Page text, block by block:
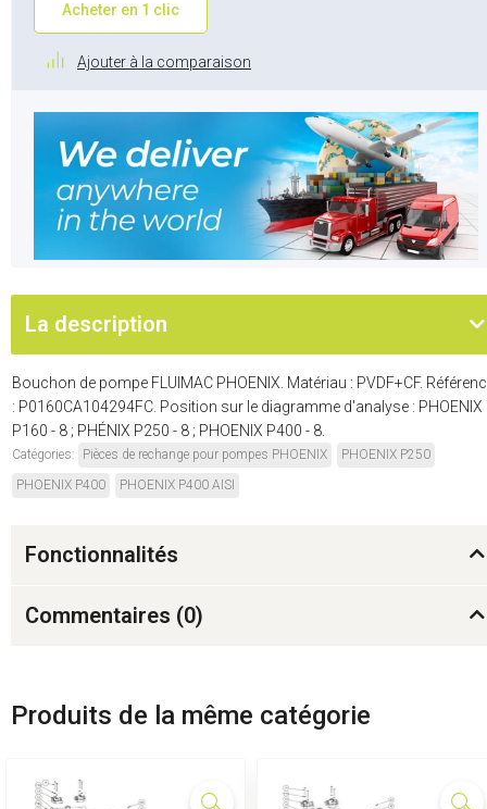
Acheter en 1 clic
Ajouter à la comparaison
La description
Bouchon de pompe FLUIMAC PHOENIX. Matériau : PVDF+CF.
: P0160CA104294FC. Position sur le diagramme d'analyse : PHOENIX
P160 - 8 ; PHÉNIX P250 - 8 ; PHOENIX P400 - 8.
Catégories: Pièces de rechange pour pompes PHOENIX
PHOENIX P250
PHOENIX P400
PHOENIX P400 AISI
Fonctionnalités
Commentaires (0)
Produits de la même catégorie